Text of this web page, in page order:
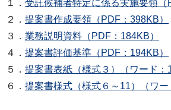
１． 受託候補者特定に係る実施要領（
２． 提案書作成要領（PDF：398KB）
３． 業務説明資料（PDF：184KB）
４． 提案書評価基準（PDF：194KB）
５． 提案書表紙（様式３）（ワード：
６． 提案書様式（様式６～11）（ワー